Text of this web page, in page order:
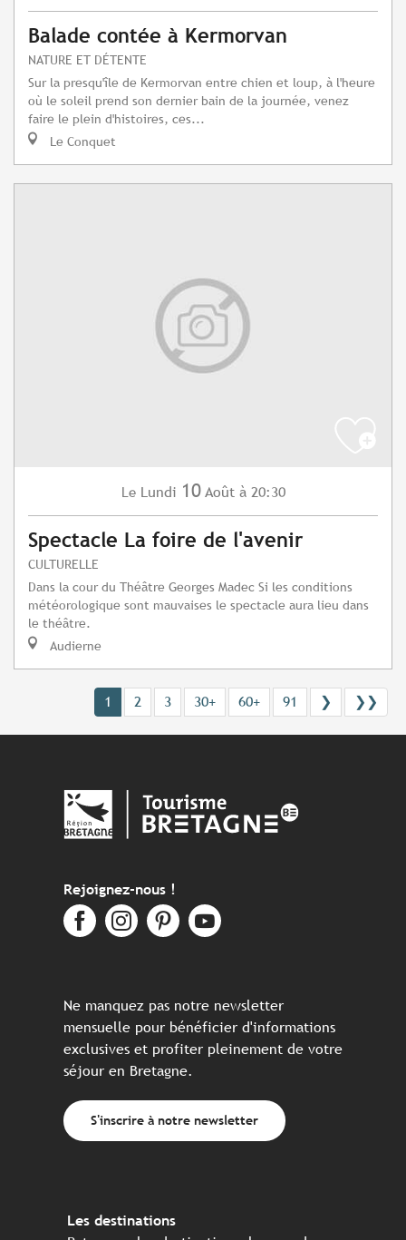
Balade contée à Kermorvan
NATURE ET DÉTENTE
Sur la presqu'île de Kermorvan entre chien et loup, à l'heure
où le soleil prend son dernier bain de la journée, venez
faire le plein d'histoires, ces...
Le Conquet
Le Lundi 10 Août à 20:30
Spectacle La foire de l'avenir
CULTURELLE
Dans la cour du Théâtre Georges Madec Si les conditions
météorologique sont mauvaises le spectacle aura lieu dans
le théâtre.
Audierne
1 2 3 30+ 60+ 91 ❯ ❯❯
Rejoignez-nous !
Ne manquez pas notre newsletter
mensuelle pour bénéficier d'informations
exclusives et profiter pleinement de votre
séjour en Bretagne.
S'inscrire à notre newsletter
Les destinations